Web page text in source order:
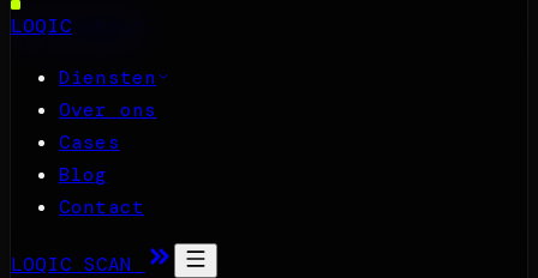
Naar inhoud
LOQIC
Diensten
Over ons
Cases
Blog
Contact
LOQIC SCAN